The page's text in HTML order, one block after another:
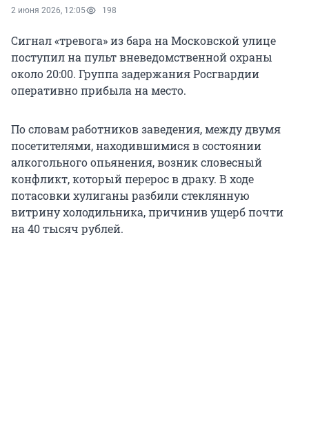
2 июня 2026, 12:05 198
Сигнал «тревога» из бара на Московской улице
поступил на пульт вневедомственной охраны
около 20:00. Группа задержания Росгвардии
оперативно прибыла на место.
По словам работников заведения, между двумя
посетителями, находившимися в состоянии
алкогольного опьянения, возник словесный
конфликт, который перерос в драку. В ходе
потасовки хулиганы разбили стеклянную
витрину холодильника, причинив ущерб почти
на 40 тысяч рублей.